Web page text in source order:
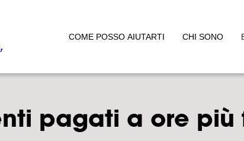
COME POSSO AIUTARTI CHI SONO
pagati a ore